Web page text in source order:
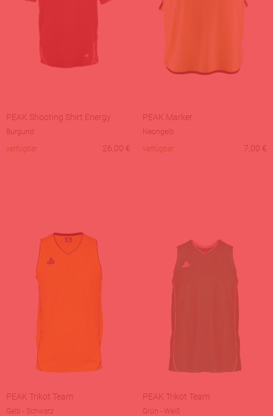
PEAK Shooting Shirt Energy
Burgund
verfügbar
26,00 €
PEAK Marker
Neongelb
verfügbar
7,00 €
PEAK Trikot Team
Gelb - Schwarz
PEAK Trikot Team
Grün - Weiß